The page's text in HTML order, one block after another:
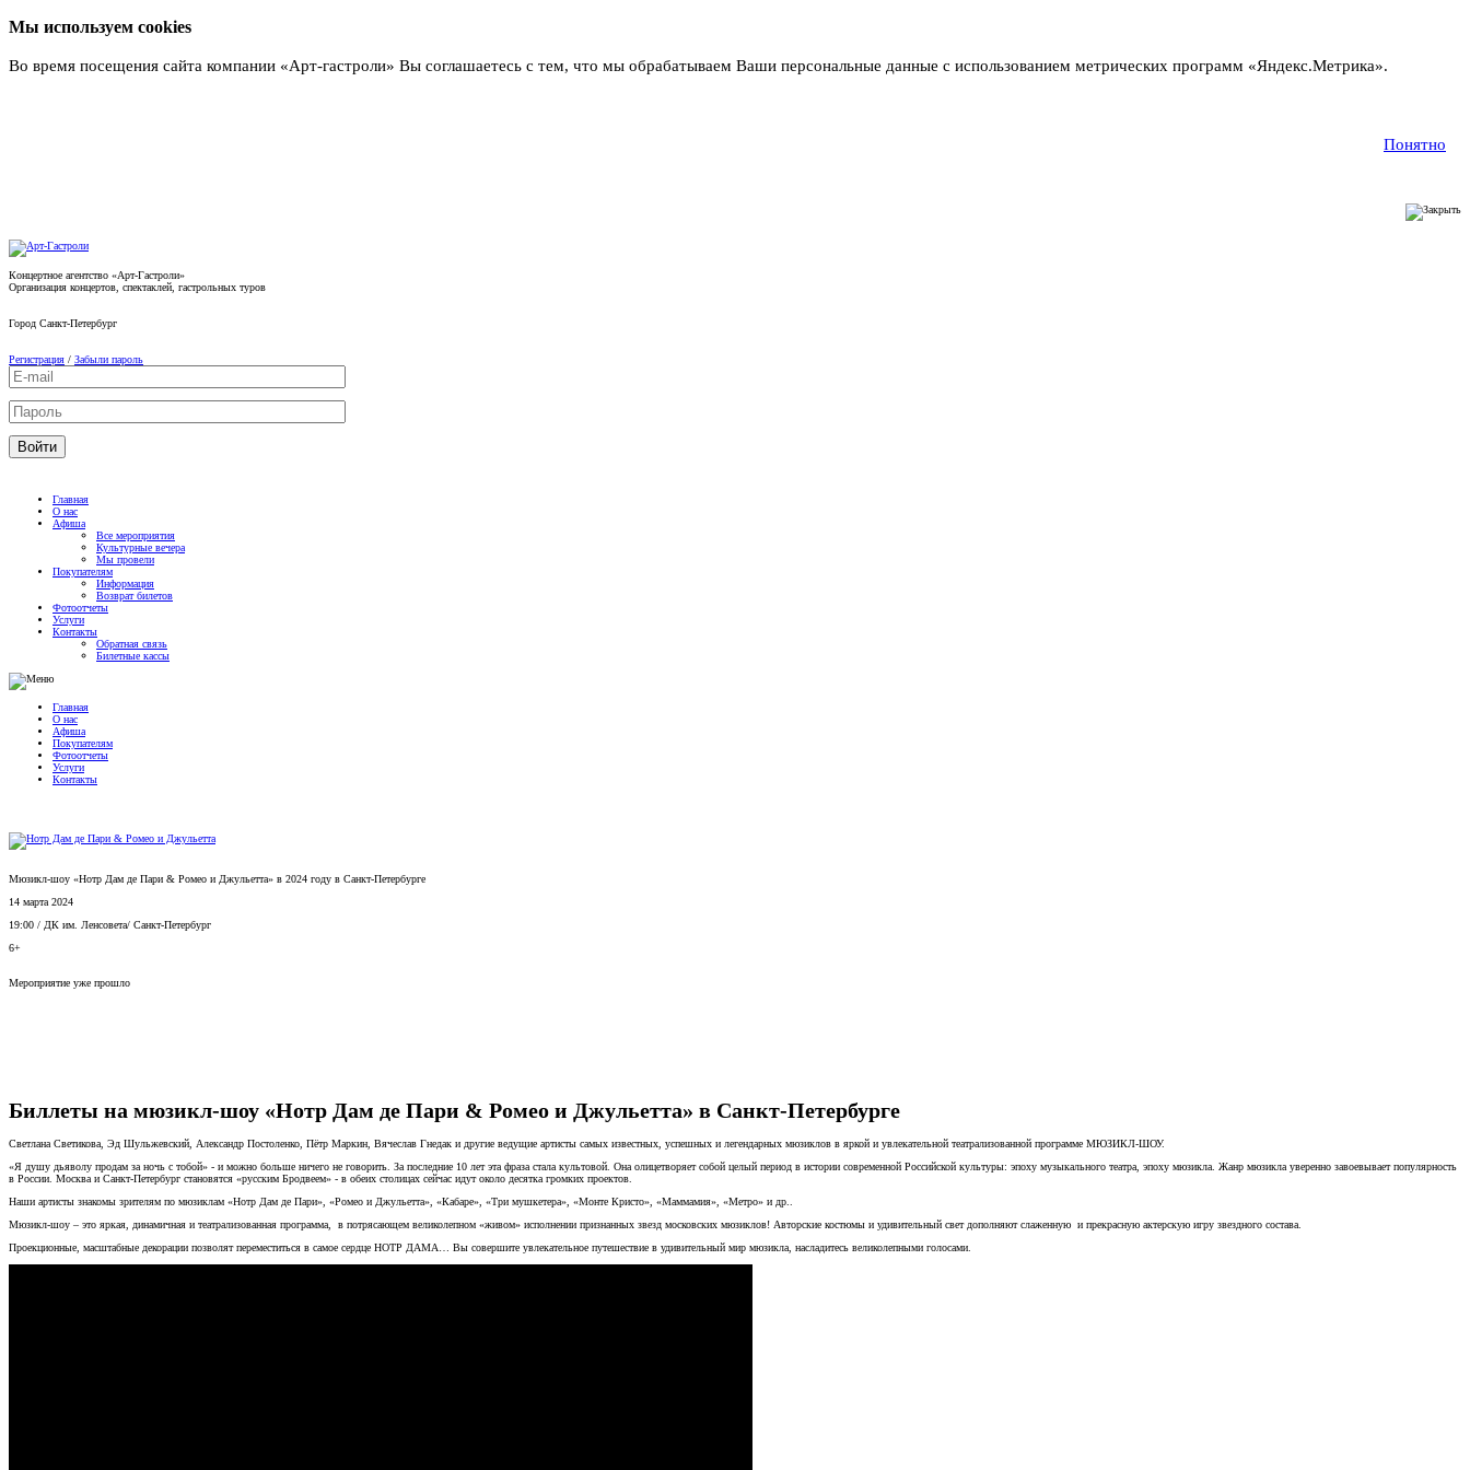
Мы используем cookies
Во время посещения сайта компании «Арт-гастроли» Вы соглашаетесь с тем, что мы обрабатываем Ваши персональные данные с использованием метрических программ «Яндекс.Метрика».
Понятно
Концертное агентство «Арт-Гастроли»
Организация концертов, спектаклей, гастрольных туров
Город Санкт-Петербург
Регистрация / Забыли пароль
Главная
О нас
Афиша
Все мероприятия
Культурные вечера
Мы провели
Покупателям
Информация
Возврат билетов
Фотоотчеты
Услуги
Контакты
Обратная связь
Билетные кассы
Главная
О нас
Афиша
Покупателям
Фотоотчеты
Услуги
Контакты
Мюзикл-шоу «Нотр Дам де Пари & Ромео и Джульетта» в 2024 году в Санкт-Петербурге
14 марта 2024
19:00 / ДК им. Ленсовета/ Санкт-Петербург
6+
Мероприятие уже прошло
Биллеты на мюзикл-шоу «Нотр Дам де Пари & Ромео и Джульетта» в Санкт-Петербурге
Светлана Светикова, Эд Шульжевский, Александр Постоленко, Пётр Маркин, Вячеслав Гнедак и другие ведущие артисты самых известных, успешных и легендарных мюзиклов в яркой и увлекательной театрализованной программе МЮЗИКЛ-ШОУ.
«Я душу дьяволу продам за ночь с тобой» - и можно больше ничего не говорить. За последние 10 лет эта фраза стала культовой. Она олицетворяет собой целый период в истории современной Российской культуры: эпоху музыкального театра, эпоху мюзикла. Жанр мюзикла уверенно завоевывает популярность
в России. Москва и Санкт-Петербург становятся «русским Бродвеем» - в обеих столицах сейчас идут около десятка громких проектов.
Наши артисты знакомы зрителям по мюзиклам «Нотр Дам де Пари», «Ромео и Джульетта», «Кабаре», «Три мушкетера», «Монте Кристо», «Маммамия», «Метро» и др..
Мюзикл-шоу – это яркая, динамичная и театрализованная программа, в потрясающем великолепном «живом» исполнении признанных звезд московских мюзиклов! Авторские костюмы и удивительный свет дополняют слаженную и прекрасную актерскую игру звездного состава.
Проекционные, масштабные декорации позволят переместиться в самое сердце НОТР ДАМА… Вы совершите увлекательное путешествие в удивительный мир мюзикла, насладитесь великолепными голосами.